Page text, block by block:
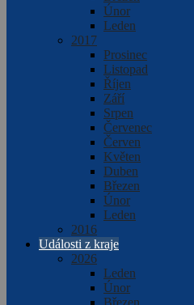
Únor
Leden
2017
Prosinec
Listopad
Říjen
Září
Srpen
Červenec
Červen
Květen
Duben
Březen
Únor
Leden
2016
Události z kraje
2026
Leden
Únor
Březen